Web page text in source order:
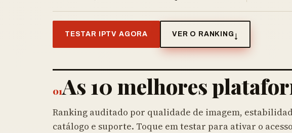
TESTAR IPTV AGORA VER O RANKING ↓
01As 10 melhores
Ranking auditado por qualidade de imagem,
catálogo e suporte. Toque em testar para ativar o